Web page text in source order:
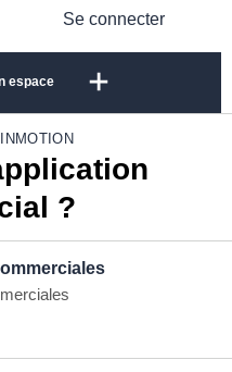
Se connecter
espace
?